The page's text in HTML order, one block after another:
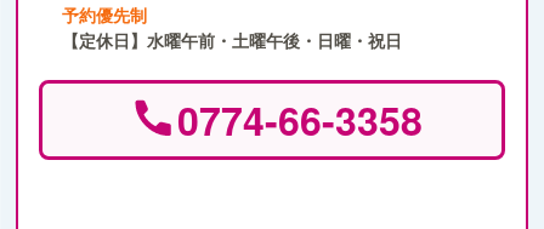
予約優先制
【定休日】水曜午前・土曜午後・日曜・祝日
0774-66-3358